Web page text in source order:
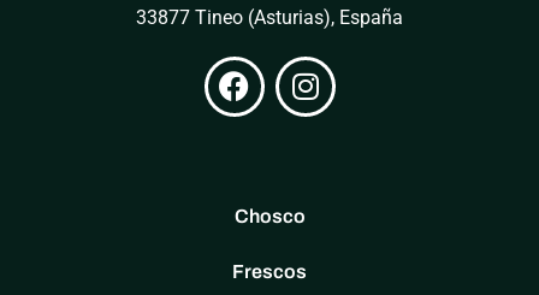
33877 Tineo (Asturias), España
Chosco
Frescos